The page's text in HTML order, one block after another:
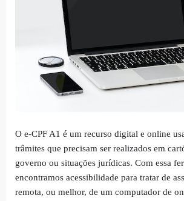
O e-CPF A1 é um recurso digital e online
trâmites que precisam ser realizados em
governo ou situações jurídicas. Com essa
encontramos acessibilidade para tratar de
remota, ou melhor, de um computador de